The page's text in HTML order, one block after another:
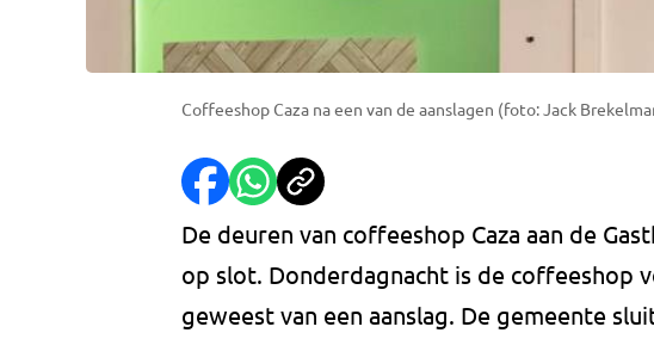
Coffeeshop Caza na een van de aanslagen (foto: Jack
De deuren van coffeeshop Caza aan de
op slot. Donderdagnacht is de coffeeshop
geweest van een aanslag. De gemeente